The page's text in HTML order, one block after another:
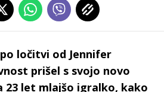
ločitvi od Jennifer
prišel s svojo novo
23 let mlajšo igralko, kako